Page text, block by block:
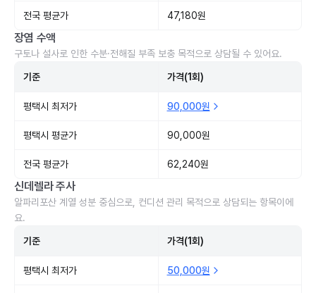
전국 평균가 47,180원
장염 수액
구토나 설사로 인한 수분·전해질 부족 보충 목적으로 상담될 수 있어요.
기준 가격(1회)
평택시 최저가 90,000원
평택시 평균가 90,000원
전국 평균가 62,240원
신데렐라 주사
알파리포산 계열 성분 중심으로, 컨디션 관리 목적으로 상담되는 항목이에
요.
기준 가격(1회)
평택시 최저가 50,000원